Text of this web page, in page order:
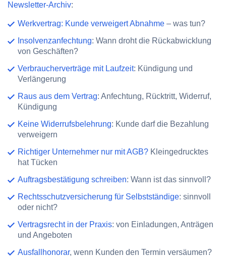
Newsletter-Archiv:
Werkvertrag: Kunde verweigert Abnahme – was tun?
Insolvenzanfechtung: Wann droht die Rückabwicklung
von Geschäften?
Verbraucherverträge mit Laufzeit: Kündigung und
Verlängerung
Raus aus dem Vertrag: Anfechtung, Rücktritt, Widerruf,
Kündigung
Keine Widerrufsbelehrung: Kunde darf die Bezahlung
verweigern
Richtiger Unternehmer nur mit AGB? Kleingedrucktes
hat Tücken
Auftragsbestätigung schreiben: Wann ist das sinnvoll?
Rechtsschutzversicherung für Selbstständige: sinnvoll
oder nicht?
Vertragsrecht in der Praxis: von Einladungen, Anträgen
und Angeboten
Ausfallhonorar, wenn Kunden den Termin versäumen?